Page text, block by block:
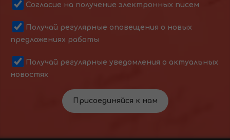
Согласие на получение электронных писем
Получай регулярные оповещения о новых
предложениях работы
Получай регулярные уведомления о актуальных
новостях
Присоединяйся к нам